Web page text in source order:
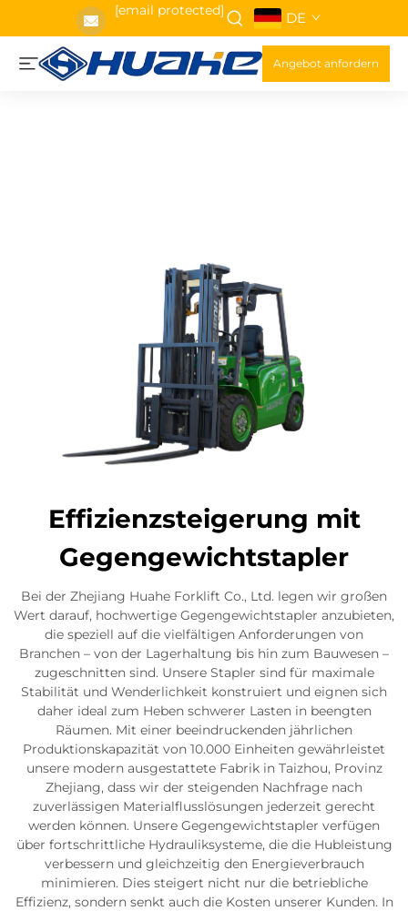
[email protected] DE
Angebot anfordern
Effizienzsteigerung mit
Gegengewichtstapler
Bei der Zhejiang Huahe Forklift Co., Ltd. legen wir großen
Wert darauf, hochwertige Gegengewichtstapler anzubieten,
die speziell auf die vielfältigen Anforderungen von
Branchen – von der Lagerhaltung bis hin zum Bauwesen –
zugeschnitten sind. Unsere Stapler sind für maximale
Stabilität und Wenderlichkeit konstruiert und eignen sich
daher ideal zum Heben schwerer Lasten in beengten
Räumen. Mit einer beeindruckenden jährlichen
Produktionskapazität von 10.000 Einheiten gewährleistet
unsere modern ausgestattete Fabrik in Taizhou, Provinz
Zhejiang, dass wir der steigenden Nachfrage nach
zuverlässigen Materialflusslösungen jederzeit gerecht
werden können. Unsere Gegengewichtstapler verfügen
über fortschrittliche Hydrauliksysteme, die die Hubleistung
verbessern und gleichzeitig den Energieverbrauch
minimieren. Dies steigert nicht nur die betriebliche
Effizienz, sondern senkt auch die Kosten unserer Kunden. In